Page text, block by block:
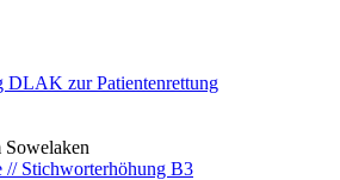
zur Patientenrettung
// Stichworterhöhung B3